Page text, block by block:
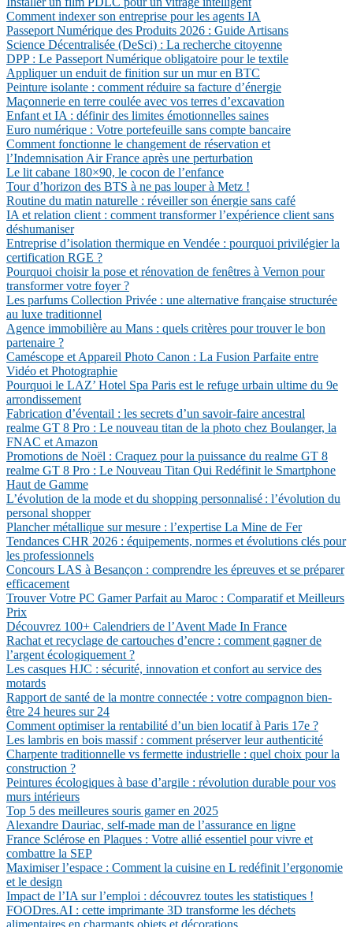
Comment indexer son entreprise pour les agents IA
Passeport Numérique des Produits 2026 : Guide Artisans
Science Décentralisée (DeSci) : La recherche citoyenne
DPP : Le Passeport Numérique obligatoire pour le textile
Appliquer un enduit de finition sur un mur en BTC
Peinture isolante : comment réduire sa facture d’énergie
Maçonnerie en terre coulée avec vos terres d’excavation
Enfant et IA : définir des limites émotionnelles saines
Euro numérique : Votre portefeuille sans compte bancaire
Comment fonctionne le changement de réservation et
l’Indemnisation Air France après une perturbation
Le lit cabane 180×90, le cocon de l’enfance
Tour d’horizon des BTS à ne pas louper à Metz !
Routine du matin naturelle : réveiller son énergie sans café
IA et relation client : comment transformer l’expérience client sans
déshumaniser
Entreprise d’isolation thermique en Vendée : pourquoi privilégier la
certification RGE ?
Pourquoi choisir la pose et rénovation de fenêtres à Vernon pour
transformer votre foyer ?
Les parfums Collection Privée : une alternative française structurée
au luxe traditionnel
Agence immobilière au Mans : quels critères pour trouver le bon
partenaire ?
Caméscope et Appareil Photo Canon : La Fusion Parfaite entre
Vidéo et Photographie
Pourquoi le LAZ’ Hotel Spa Paris est le refuge urbain ultime du 9e
arrondissement
Fabrication d’éventail : les secrets d’un savoir-faire ancestral
realme GT 8 Pro : Le nouveau titan de la photo chez Boulanger, la
FNAC et Amazon
Promotions de Noël : Craquez pour la puissance du realme GT 8
realme GT 8 Pro : Le Nouveau Titan Qui Redéfinit le Smartphone
Haut de Gamme
L’évolution de la mode et du shopping personnalisé : l’évolution du
personal shopper
Plancher métallique sur mesure : l’expertise La Mine de Fer
Tendances CHR 2026 : équipements, normes et évolutions clés pour
les professionnels
Concours LAS à Besançon : comprendre les épreuves et se préparer
efficacement
Trouver Votre PC Gamer Parfait au Maroc : Comparatif et Meilleurs
Prix
Découvrez 100+ Calendriers de l’Avent Made In France
Rachat et recyclage de cartouches d’encre : comment gagner de
l’argent écologiquement ?
Les casques HJC : sécurité, innovation et confort au service des
motards
Rapport de santé de la montre connectée : votre compagnon bien-
être 24 heures sur 24
Comment optimiser la rentabilité d’un bien locatif à Paris 17e ?
Les lambris en bois massif : comment préserver leur authenticité
Charpente traditionnelle vs fermette industrielle : quel choix pour la
construction ?
Peintures écologiques à base d’argile : révolution durable pour vos
murs intérieurs
Top 5 des meilleures souris gamer en 2025
Alexandre Dauriac, self-made man de l’assurance en ligne
France Sclérose en Plaques : Votre allié essentiel pour vivre et
combattre la SEP
Maximiser l’espace : Comment la cuisine en L redéfinit l’ergonomie
et le design
Impact de l’IA sur l’emploi : découvrez toutes les statistiques !
FOODres.AI : cette imprimante 3D transforme les déchets
alimentaires en charmants objets et décorations